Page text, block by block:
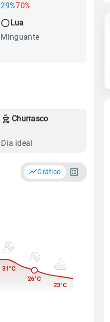
29%70%
Lua
Minguante
Churrasco
Dia ideal
Gráfico